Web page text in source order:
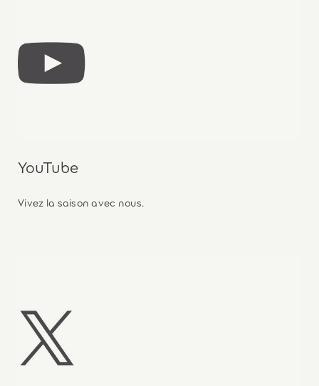
YouTube
Vivez la saison avec nous.